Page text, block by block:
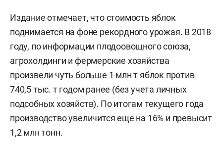
Издание отмечает, что стоимость яблок
поднимается на фоне рекордного урожая. В 2018
году, по информации плодоовощного союза,
агрохолдинги и фермерские хозяйства
произвели чуть больше 1 млн т яблок против
740,5 тыс. т годом ранее (без учета личных
подсобных хозяйств). По итогам текущего года
производство увеличится еще на 16% и превысит
1,2 млн тонн.